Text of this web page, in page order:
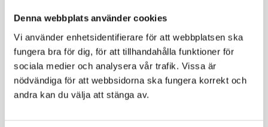
Denna webbplats använder cookies
Vi använder enhetsidentifierare för att webbplatsen ska
fungera bra för dig, för att tillhandahålla funktioner för
sociala medier och analysera vår trafik. Vissa är
nödvändiga för att webbsidorna ska fungera korrekt och
andra kan du välja att stänga av.
Dela
Dela denna sida
Dela denna sida på
Dela denna sida på X (öppnas i
Dela denna sida på Facebook (öppnas